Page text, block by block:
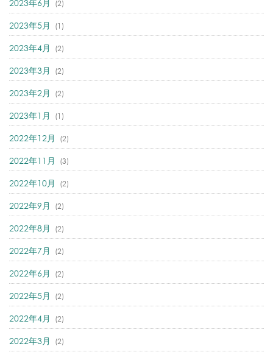
2023年6月 (2)
2023年5月 (1)
2023年4月 (2)
2023年3月 (2)
2023年2月 (2)
2023年1月 (1)
2022年12月 (2)
2022年11月 (3)
2022年10月 (2)
2022年9月 (2)
2022年8月 (2)
2022年7月 (2)
2022年6月 (2)
2022年5月 (2)
2022年4月 (2)
2022年3月 (2)